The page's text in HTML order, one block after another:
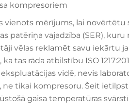
kompresoriem
vienots mērījums, lai
patēriņa vajadzība (SER),
vēlas reklamēt savu iekārtu
ka tas rāda atbilstību ISO
vidē, nevis
ne tikai kompresoru. Šeit
gaisa temperatūras